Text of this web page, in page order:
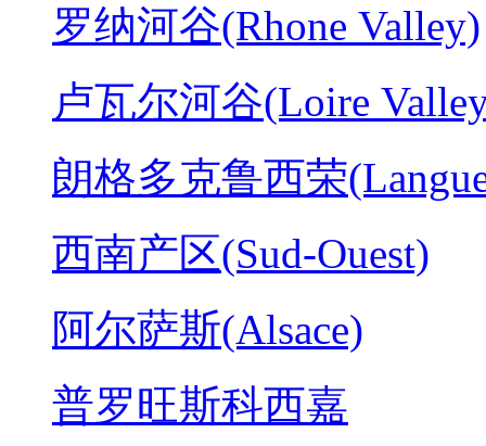
罗纳河谷(Rhone Valley)
卢瓦尔河谷(Loire
朗格多克鲁西荣
西南产区(Sud-Ouest)
阿尔萨斯(Alsace)
普罗旺斯科西嘉